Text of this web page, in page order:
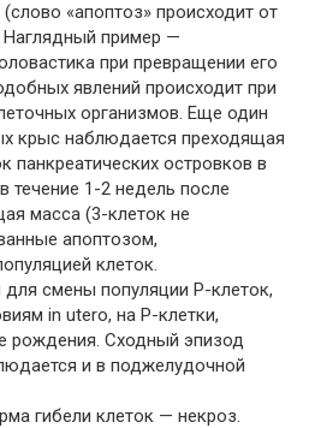
«апоптоз» происходит от
Наглядный пример —
при превращении его
явлений происходит при
организмов. Еще один
крыс наблюдается преходящая
панкреатических островков в
1-2 недель после
масса (3-клеток не
апоптозом,
клеток.
смены популяции Р-клеток,
in utero, на Р-клетки,
рождения. Сходный эпизод
и в поджелудочной
гибели клеток — некроз.